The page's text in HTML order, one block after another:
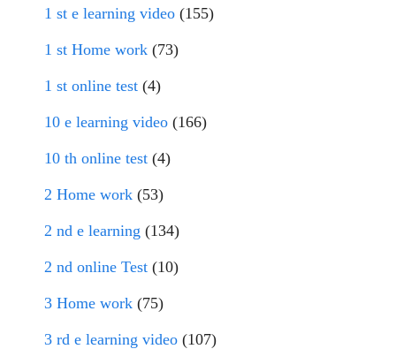
1 st e learning video (155)
1 st Home work (73)
1 st online test (4)
10 e learning video (166)
10 th online test (4)
2 Home work (53)
2 nd e learning (134)
2 nd online Test (10)
3 Home work (75)
3 rd e learning video (107)